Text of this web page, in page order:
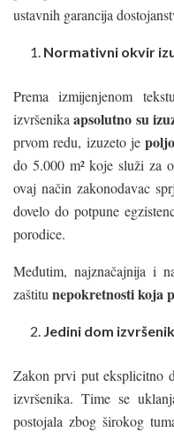
ustavnih garancija
Normativni okvir
Prema izmijenjenom
izvršenikaapsolutno su
prvom redu, izuzeto je
do 5.000 m² koje služi za
ovaj način zakonodavac
dovelo do potpune
porodice.
Međutim, najznačajnija i
zaštitu nepokretnosti koja
Jedini dom
Zakon prvi put eksplicitno
izvršenika. Time se
postojala zbog širokog